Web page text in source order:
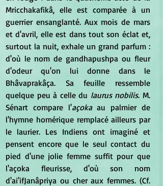
Mricchakafikâ, elle est comparée à un
guerrier ensanglanté. Aux mois de mars
et d'avril, elle est dans tout son éclat et,
surtout la nuit, exhale un grand parfum :
d'où le nom de gandhapushpa ou fleur
d'odeur qu'on lui donne dans le
Bhâvaprakâça. Sa feuille ressemble
quelque peu à celle du laurus nobilis. M.
Sénart compare l'açoka au palmier de
l'hymne homérique remplacé ailleurs par
le laurier. Les Indiens ont imaginé et
pensent encore que le seul contact du
pied d'une jolie femme suffit pour que
l'açoka fleurisse, d'où son nom
d'ai'ifJanâpriya ou cher aux femmes. (Cf.